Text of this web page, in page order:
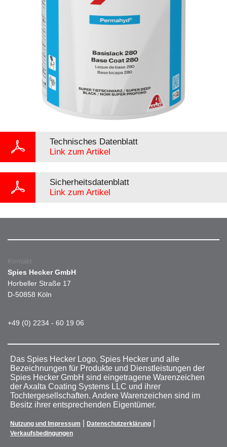
Technisches Datenblatt
Link zum Artikel
Sicherheitsdatenblatt
Link zum Artikel
Kontakt
Spies Hecker GmbH
Horbeller Straße 17
D-50858 Köln
+49 (0) 2234 - 60 19 06
Das Spies Hecker Logo, Spies Hecker und alle
Bezeichnungen für Produkte und Dienstleistungen der
Spies Hecker GmbH sind eingetragene Warenzeichen
der Axalta Coating Systems LLC und ihrer
Tochtergesellschaften. Andere Warenzeichen sind im
Besitz ihrer entsprechenden Eigentümer.
Nutzung und Impressum Datenschutzerklärung
Verkaufsbedingungen